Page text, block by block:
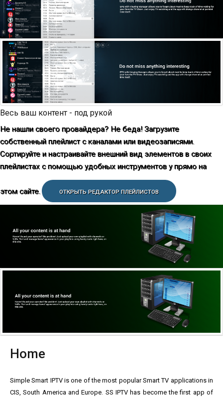
Весь ваш контент - под рукой
Не нашли своего провайдера? Не беда! Загрузите
собственный плейлист с каналами или видеозаписями.
Сортируйте и настраивайте внешний вид элементов в своих
плейлистах с помощью удобных инструментов у прямо на
этом сайте. ОТКРЫТЬ РЕДАКТОР ПЛЕЙЛИСТОВ
Home
Simple Smart IPTV is one of the most popular Smart TV applications in
CIS, South America and Europe. SS IPTV has become the first app of